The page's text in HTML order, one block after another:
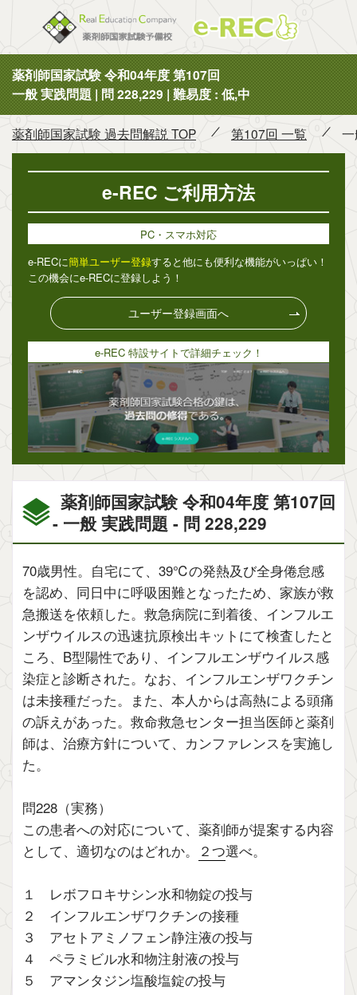
薬剤師国家試験 令和04年度 第107回
一般 実践問題 | 問 228,229 | 難易度 : 低,中
薬剤師国家試験 過去問解説 TOP 第107回 一覧
薬剤師国家試験 令和04年度 第107回
- 一般 実践問題 - 問 228,229
70歳男性。自宅にて、39℃の発熱及び全身倦怠感
を認め、同日中に呼吸困難となったため、家族が救
急搬送を依頼した。救急病院に到着後、インフルエ
ンザウイルスの迅速抗原検出キットにて検査したと
ころ、B型陽性であり、インフルエンザウイルス感
染症と診断された。なお、インフルエンザワクチン
は未接種だった。また、本人からは高熱による頭痛
の訴えがあった。救命救急センター担当医師と薬剤
師は、治療方針について、カンファレンスを実施し
た。
問228（実務）
この患者への対応について、薬剤師が提案する内容
として、適切なのはどれか。
２つ選べ。
１ レボフロキサシン水和物錠の投与
２ インフルエンザワクチンの接種
３ アセトアミノフェン静注液の投与
４ ペラミビル水和物注射液の投与
５ アマンタジン塩酸塩錠の投与
e-REC ご利用方法
PC・スマホ対応
e-RECに簡単ユーザー登録すると他にも便利な機能がいっぱい！
この機会にe-RECに登録しよう！
ユーザー登録画面へ
e-REC 特設サイトで詳細チェック！